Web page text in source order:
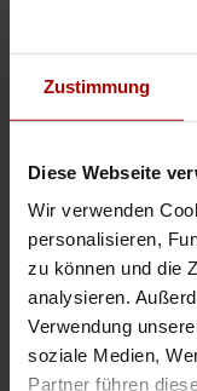
Zustimmung
Diese Webseite
Wir verwenden
personalisieren,
zu können und die
analysieren.
Verwendung
soziale Medien,
Partner führen
Wartung und
Premium-Auftrag in
Auftragswert: VHB EUR
Zur Verstärkung unseres
Management GmbH
Betriebsleiter (m/w/d) im
Verantwo ..
Premium-Auftragin